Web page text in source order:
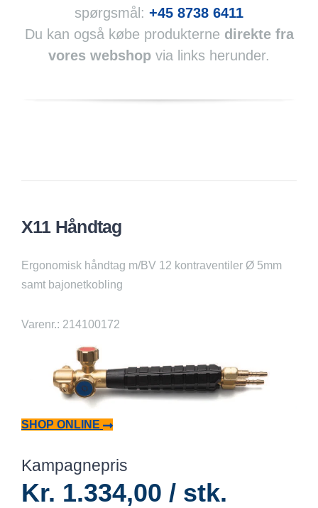
spørgsmål: +45 8738 6411
Du kan også købe produkterne direkte fra
vores webshop via links herunder.
X11 Håndtag
Ergonomisk håndtag m/BV 12 kontraventiler Ø 5mm
samt bajonetkobling
Varenr.: 214100172
SHOP ONLINE
Kampagnepris
Kr. 1.334,00 / stk.